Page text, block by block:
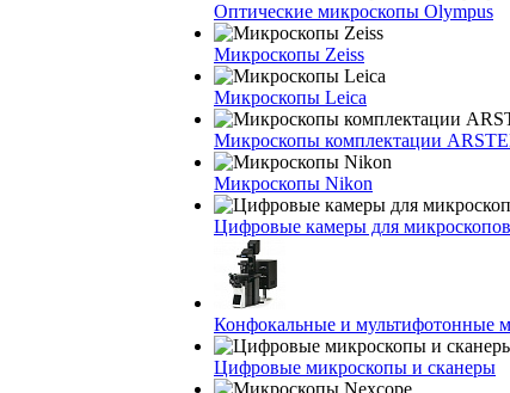
Оптические микроскопы Olympus
Микроскопы Zeiss
Микроскопы Leica
Микроскопы комплектации
Микроскопы Nikon
Цифровые камеры для микроскопов
Конфокальные и мультифотонные
Цифровые микроскопы и сканеры